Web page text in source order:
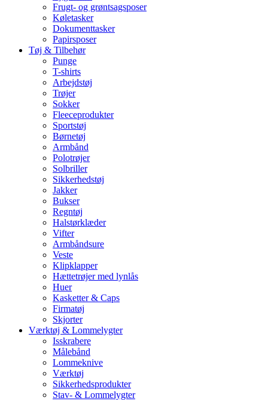
Frugt- og grøntsagsposer
Køletasker
Dokumenttasker
Papirsposer
Tøj & Tilbehør
Punge
T-shirts
Arbejdstøj
Trøjer
Sokker
Fleeceprodukter
Sportstøj
Børnetøj
Armbånd
Polotrøjer
Solbriller
Sikkerhedstøj
Jakker
Bukser
Regntøj
Halstørklæder
Vifter
Armbåndsure
Veste
Klipklapper
Hættetrøjer med lynlås
Huer
Kasketter & Caps
Firmatøj
Skjorter
Værktøj & Lommelygter
Isskrabere
Målebånd
Lommeknive
Værktøj
Sikkerhedsprodukter
Stav- & Lommelygter